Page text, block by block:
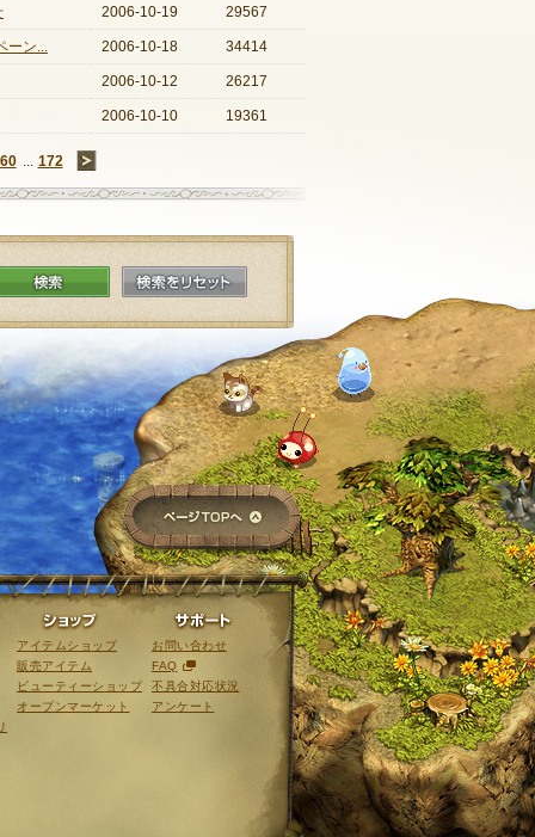
2006-10-19 29567
ーン... 2006-10-18 34414
2006-10-12 26217
2006-10-10 19361
... 172
検索 検索をリセット
ページTOPへ
ライブラリ ショップ
アイテムショップ
販売アイテム
ビューティーショップ
オープンマーケット
サポート
お問い合わせ
FAQ
不具合対応状況
アンケート